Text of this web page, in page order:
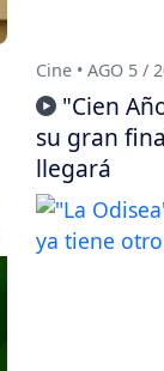
Cine • AGO 5 /
"Cien
su gran
llegará